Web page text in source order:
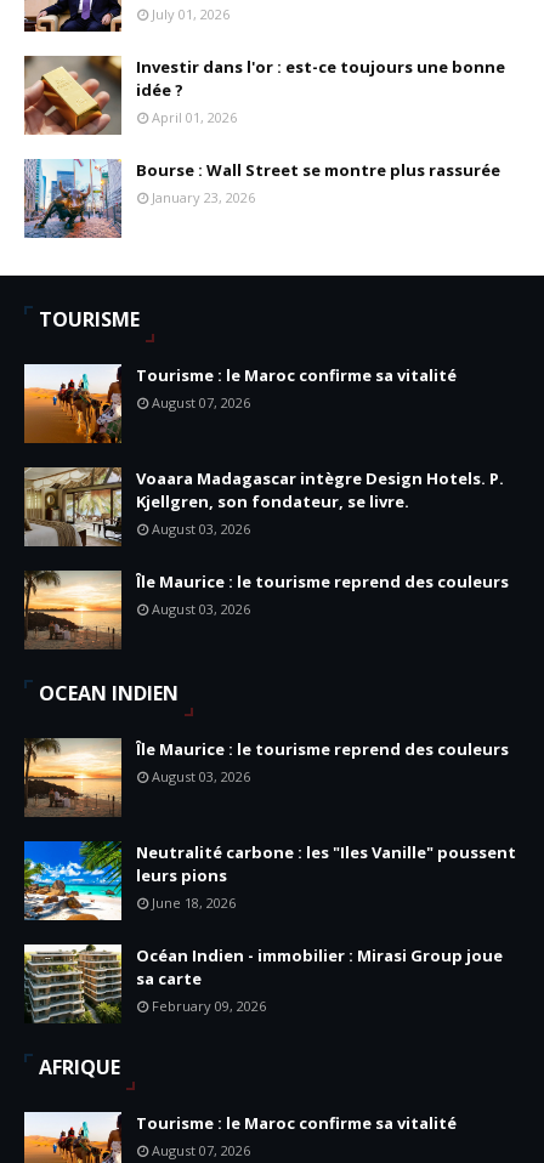
July 01, 2026
Investir dans l'or : est-ce toujours une bonne
idée ?
April 01, 2026
Bourse : Wall Street se montre plus rassurée
January 23, 2026
TOURISME
Tourisme : le Maroc confirme sa vitalité
August 07, 2026
Voaara Madagascar intègre Design Hotels. P.
Kjellgren, son fondateur, se livre.
August 03, 2026
Île Maurice : le tourisme reprend des couleurs
August 03, 2026
OCEAN INDIEN
Île Maurice : le tourisme reprend des couleurs
August 03, 2026
Neutralité carbone : les "Iles Vanille" poussent
leurs pions
June 18, 2026
Océan Indien - immobilier : Mirasi Group joue
sa carte
February 09, 2026
AFRIQUE
Tourisme : le Maroc confirme sa vitalité
August 07, 2026